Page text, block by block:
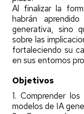
Al finalizar la
habrán
generativa, sino
sobre las
fortaleciendo su
en sus entornos
Objetivos
1. Comprender
modelos de IA